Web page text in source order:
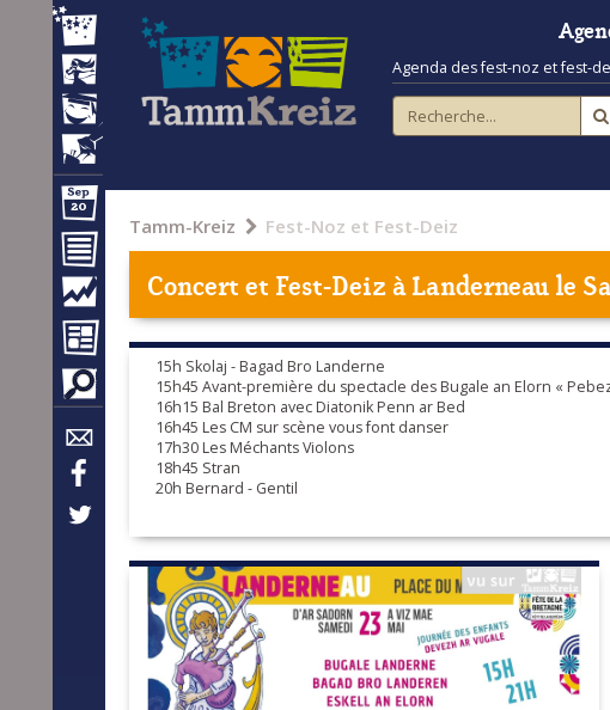
Agenda des fest-noz et fest-
Tamm-Kreiz Fest-Noz et Fest-Deiz
Concert et Fest-Deiz àLanderneaule
15h Skolaj - Bagad Bro Landerne
15h45 Avant-première du spectacle des Bugale an Elorn «
16h15 Bal Breton avec Diatonik Penn ar Bed
16h45 Les CM sur scène vous font danser
17h30 Les Méchants Violons
18h45 Stran
20h Bernard - Gentil